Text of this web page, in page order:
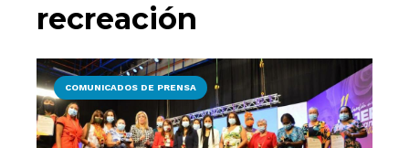
recreación
COMUNICADOS DE PRENSA